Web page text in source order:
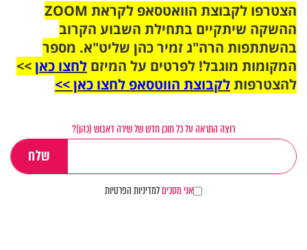
הצטרפו לקבוצת הוואטסאפ לקראת ZOOM
ההשקה שיתקיים בתחילת השבוע הקרוב
בהשתתפות הרה"ג זמיר כהן שליט"א. מספר
המקומות מוגבל! לפרטים על המיזם לחצו כאן>>
להצטרפותלקבוצת הווטסאפ לחצו כאן >>
רוצה התראה על כל תוכן חדש של שירה דאבוש (כהן)?
אני מסכיםלמדיניות הפרטיות